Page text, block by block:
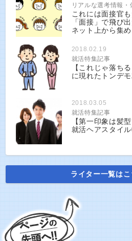
リアルな選考情報・
これには面接官
「面接」で飛び
ネット上から集め
2018.02.19
就活特集記事
【これじゃ落ち
に現れたトンデ
2018.03.05
就活特集記事
【第一印象は髪
就活ヘアスタイ
ライター一覧はこ